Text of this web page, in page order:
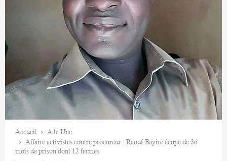
Accueil
A la Une
Affaire activistes contre procureur : Raouf Bayiré écope de 36
mois de prison dont 12 fermes